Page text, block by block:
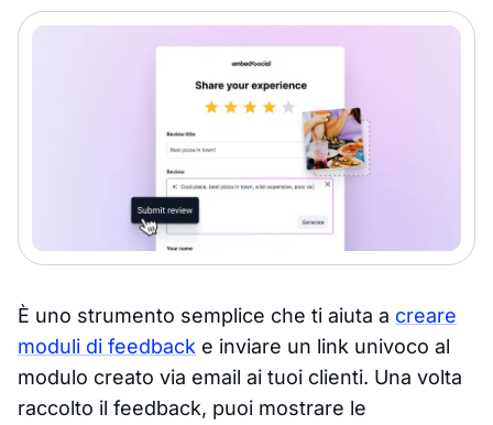
È uno strumento semplice che ti aiuta a creare
moduli di feedback e inviare un link univoco al
modulo creato via email ai tuoi clienti. Una volta
raccolto il feedback, puoi mostrare le